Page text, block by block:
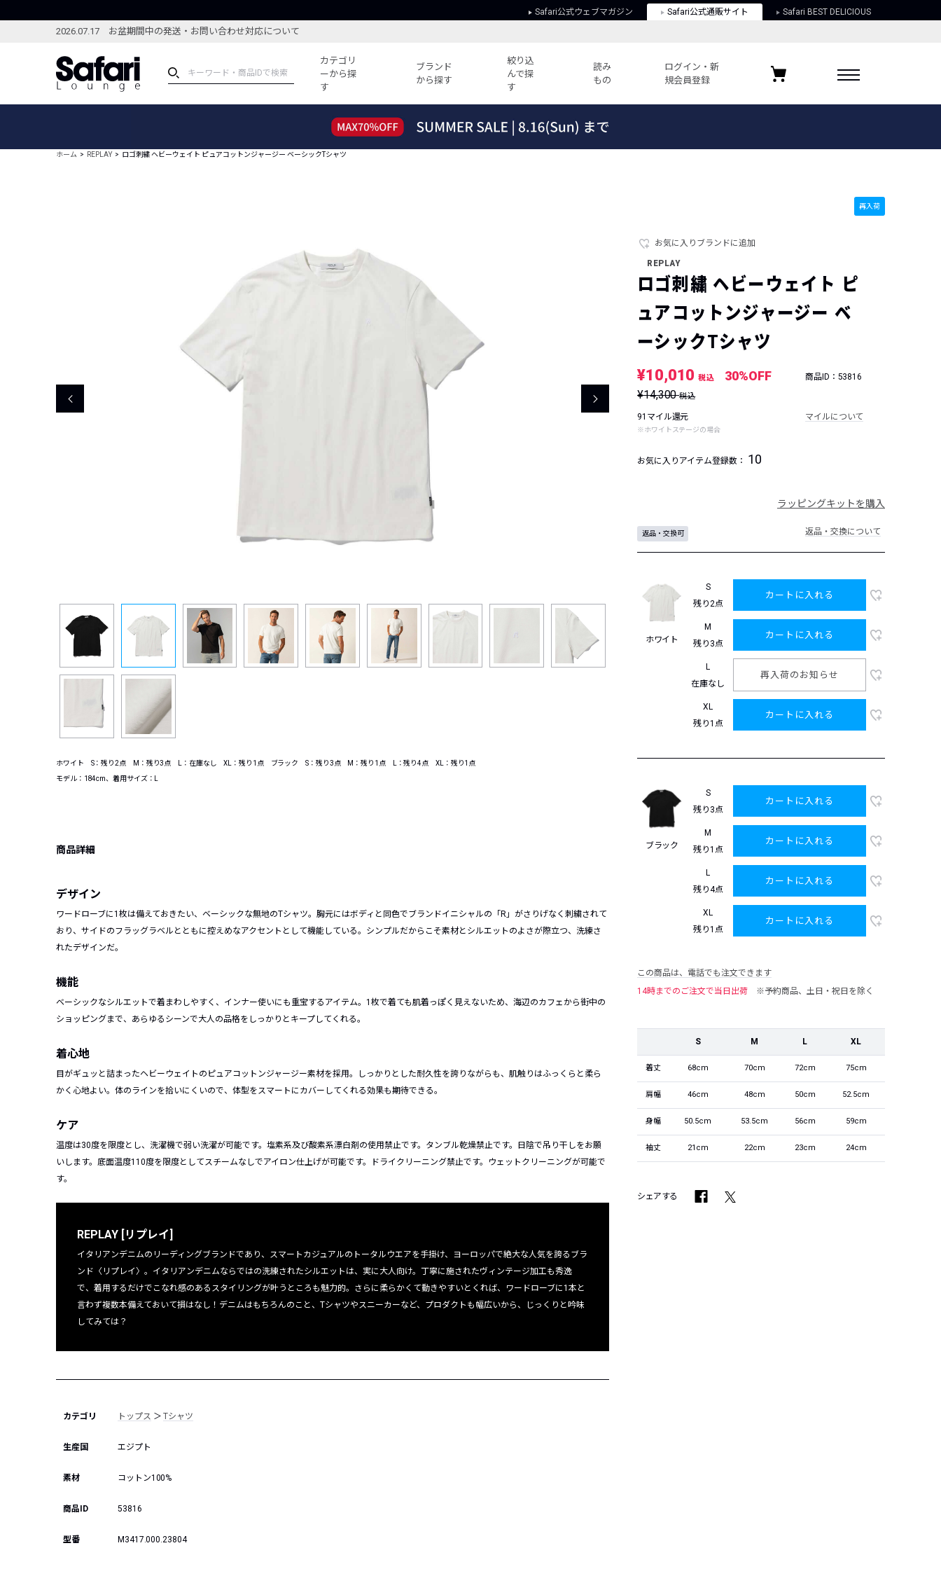
Safari公式ウェブマガジン Safari公式通販サイト Safari BEST DELICIOUS
2026.07.17 お盆期間中の発送・お問い合わせ対応について
カテゴリ
ーから探
す
ブランド
から探す
絞り込
んで探
す
読み
もの
ログイン・新
規会員登録
ブランドから探す
特集記事
すべての記事
バイヤーズ レコメンド
今週の別注アイテム
ウィークリーコーデ
レコメンドアイテム
ピックアップアイテム
フォーカスブランド
セールおすすめアイテム
人気アイテム TOP 15
特定商取引に関する法律
お気に入りブランド
ホーム REPLAY ロゴ刺繍 ヘビーウェイト ピュアコットンジャージー ベーシックTシャツ
ホワイト S：残り2点 M：残り3点 L：在庫なし XL：残り1点 ブラック S：残り3点 M：残り1点 L：残り4点 XL：残り1点
モデル：184cm、着用サイズ：L
商品詳細
デザイン
ワードローブに1枚は備えておきたい、ベーシックな無地のTシャツ。胸元にはボディと同色でブランドイニシャルの「R」がさりげなく刺繍されて
おり、サイドのフラッグラベルとともに控えめなアクセントとして機能している。シンプルだからこそ素材とシルエットのよさが際立つ、洗練さ
れたデザインだ。
機能
ベーシックなシルエットで着まわしやすく、インナー使いにも重宝するアイテム。1枚で着ても肌着っぽく見えないため、海辺のカフェから街中の
ショッピングまで、あらゆるシーンで大人の品格をしっかりとキープしてくれる。
着心地
目がギュッと詰まったヘビーウェイトのピュアコットンジャージー素材を採用。しっかりとした耐久性を誇りながらも、肌触りはふっくらと柔ら
かく心地よい。体のラインを拾いにくいので、体型をスマートにカバーしてくれる効果も期待できる。
ケア
温度は30度を限度とし、洗濯機で弱い洗濯が可能です。塩素系及び酸素系漂白剤の使用禁止です。タンブル乾燥禁止です。日陰で吊り干しをお願
いします。底面温度110度を限度としてスチームなしでアイロン仕上げが可能です。ドライクリーニング禁止です。ウェットクリーニングが可能で
す。
REPLAY [リプレイ]
イタリアンデニムのリーディングブランドであり、スマートカジュアルのトータルウエアを手掛け、ヨーロッパで絶大な人気を誇るブラ
ンド〈リプレイ〉。イタリアンデニムならではの洗練されたシルエットは、実に大人向け。丁寧に施されたヴィンテージ加工も秀逸
で、着用するだけでこなれ感のあるスタイリングが叶うところも魅力的。さらに柔らかくて動きやすいとくれば、ワードローブに1本と
言わず複数本備えておいて損はなし！デニムはもちろんのこと、Tシャツやスニーカーなど、プロダクトも幅広いから、じっくりと吟味
してみては？
カテゴリ トップス ＞Tシャツ
生産国 エジプト
素材 コットン100%
商品ID 53816
型番 M3417.000.23804
再入荷
お気に入りブランドに追加
REPLAY
ロゴ刺繍 ヘビーウェイト ピ
ュアコットンジャージー ベ
ーシックTシャツ
¥10,010税込 30%OFF 商品ID：53816
¥14,300税込
91マイル還元
※ホワイトステージの場合
マイルについて
お気に入りアイテム登録数： 10
ラッピングキットを購入
返品・交換可 返品・交換について
ホワイト
S
残り2点
カートに入れる
M
残り3点
カートに入れる
L
在庫なし
再入荷のお知らせ
XL
残り1点
カートに入れる
ブラック
S
残り3点
カートに入れる
M
残り1点
カートに入れる
L
残り4点
カートに入れる
XL
残り1点
カートに入れる
この商品は、電話でも注文できます
14時までのご注文で当日出荷
※予約商品、土日・祝日を除く
S M L XL
着丈 68cm 70cm 72cm 75cm
肩幅 46cm 48cm 50cm 52.5cm
身幅 50.5cm 53.5cm 56cm 59cm
袖丈 21cm 22cm 23cm 24cm
シェアする